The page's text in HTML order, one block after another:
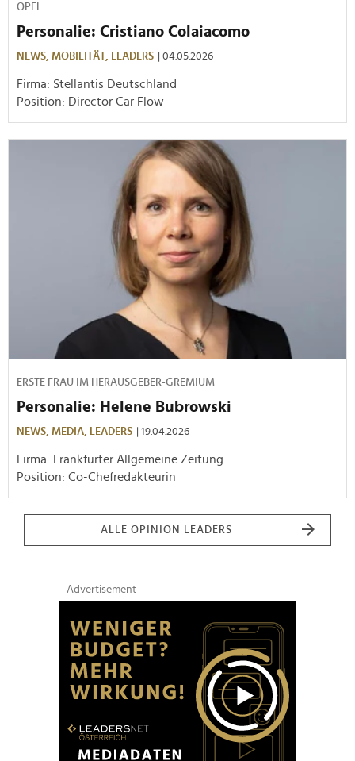
OPEL
Personalie: Cristiano Colaiacomo
NEWS, MOBILITÄT, LEADERS | 04.05.2026
Firma: Stellantis Deutschland
Position: Director Car Flow
ERSTE FRAU IM HERAUSGEBER-GREMIUM
Personalie: Helene Bubrowski
NEWS, MEDIA, LEADERS | 19.04.2026
Firma: Frankfurter Allgemeine Zeitung
Position: Co-Chefredakteurin
ALLE OPINION LEADERS
Advertisement